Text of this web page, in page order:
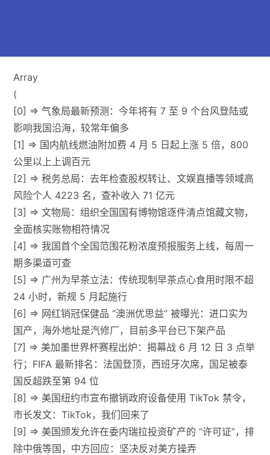
Array
(
[0] => 气象局最新预测：今年将有 7 至 9 个台风登陆或
影响我国沿海，较常年偏多
[1] => 国内航线燃油附加费 4 月 5 日起上涨 5 倍，800
公里以上上调百元
[2] => 税务总局：去年检查股权转让、文娱直播等领域高
风险个人 4223 名，查补收入 71 亿元
[3] => 文物局：组织全国国有博物馆逐件清点馆藏文物，
全面核实账物相符情况
[4] => 我国首个全国范围花粉浓度预报服务上线，每周一
期多渠道可查
[5] => 广州为早茶立法：传统现制早茶点心食用时限不超
24 小时，新规 5 月起施行
[6] => 网红销冠保健品 “澳洲优思益” 被曝光：进口实为
国产，海外地址是汽修厂，目前多平台已下架产品
[7] => 美加墨世界杯赛程出炉：揭幕战 6 月 12 日 3 点举
行；FIFA 最新排名：法国登顶，西班牙次席，国足被泰
国反超跌至第 94 位
[8] => 美国纽约市宣布撤销政府设备使用 TikTok 禁令，
市长发文：TikTok，我们回来了
[9] => 美国颁发允许在委内瑞拉投资矿产的 “许可证”，排
除中俄等国，中方回应：坚决反对美方操弄